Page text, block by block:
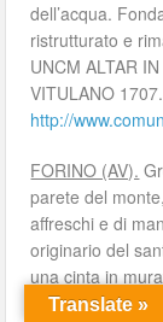
dell’acqua.
ristrutturato e
UNCM ALTAR
VITULANO 1707.
http://
FORINO (AV).
parete del
affreschi e di
originario del
una cinta in
attualmente
Translate »